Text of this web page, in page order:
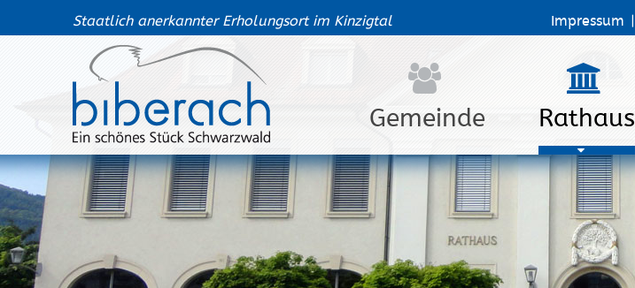
Staatlich anerkannter Erholungsort im Kinzigtal Impressum
Gemeinde Rathaus